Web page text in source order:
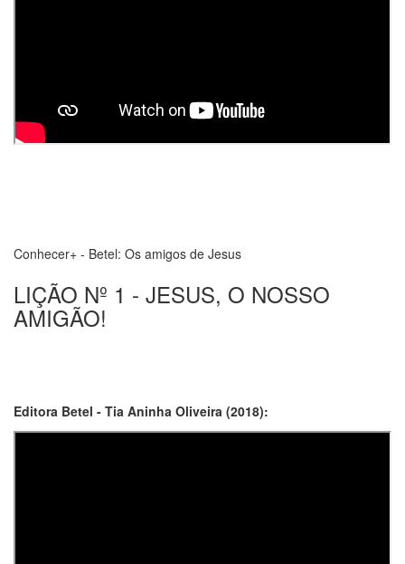
Conhecer+ - Betel: Os amigos de Jesus
LIÇÃO Nº 1 - JESUS, O NOSSO
AMIGÃO!
Editora Betel - Tia Aninha Oliveira (2018):